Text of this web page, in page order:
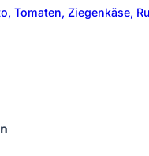
Tomaten, Ziegenkäse,